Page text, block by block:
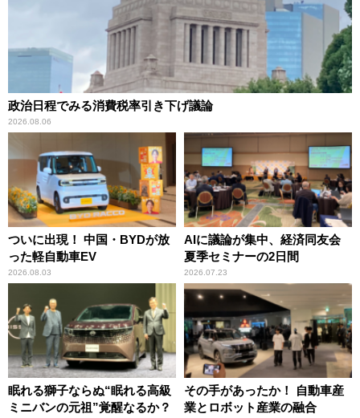
政治日程でみる消費税率引き下げ議論
2026.08.06
ついに出現！ 中国・BYDが放
った軽自動車EV
2026.08.03
AIに議論が集中、経済同友会
夏季セミナーの2日間
2026.07.23
眠れる獅子ならぬ“眠れる高級
ミニバンの元祖”覚醒なるか？
その手があったか！ 自動車産
業とロボット産業の融合